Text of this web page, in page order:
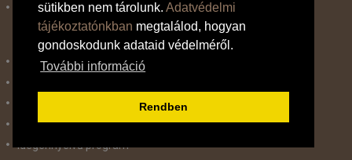
sütikben nem tárolunk. Adatvédelmi
tájékoztatónkban megtalálod, hogyan
gondoskodunk adataid védelméről.
További információ
Rendben
Háziállat barát
Hegyvidék
Húsvéti út
idegennyelvű program